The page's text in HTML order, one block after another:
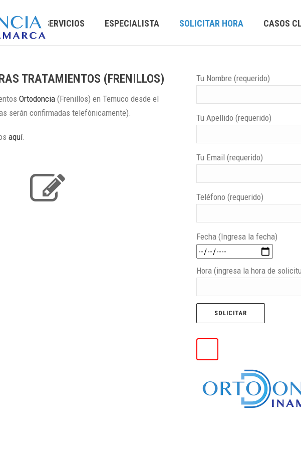
INICIO SERVICIOS ESPECIALISTA SOLICITAR HORA CASOS
TRATAMIENTOS (FRENILLOS)
Ortodoncia (Frenillos) en Temuco desde el
serán confirmadas telefónicamente).
aquí.
Tu Nombre (requerido)
Tu Apellido (requerido)
Tu Email (requerido)
Teléfono (requerido)
Fecha (Ingresa la fecha)
Hora (ingresa la hora de